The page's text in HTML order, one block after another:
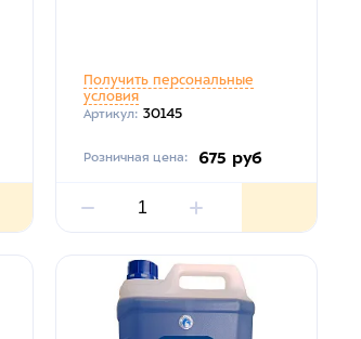
Получить персональные
условия
Артикул: 30145
Розничная цена: 675 руб